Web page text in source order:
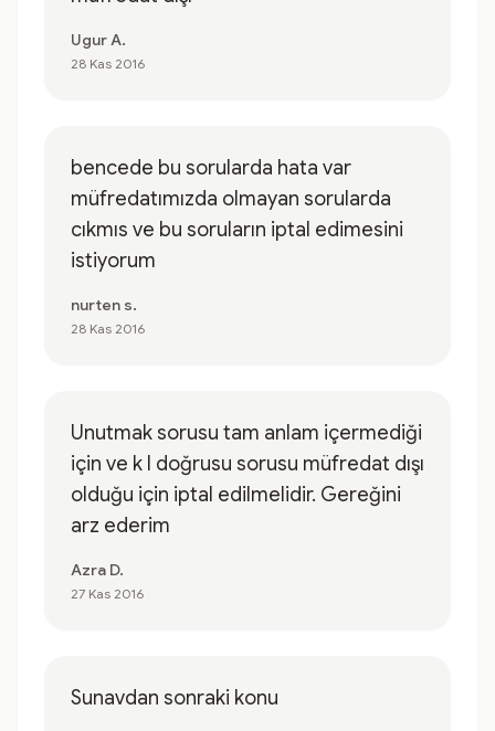
Ugur A.
28 Kas 2016
bencede bu sorularda hata var
müfredatımızda olmayan sorularda
cıkmıs ve bu soruların iptal edimesini
istiyorum
nurten s.
28 Kas 2016
Unutmak sorusu tam anlam içermediği
için ve k l doğrusu sorusu müfredat dışı
olduğu için iptal edilmelidir. Gereğini
arz ederim
Azra D.
27 Kas 2016
Sunavdan sonraki konu